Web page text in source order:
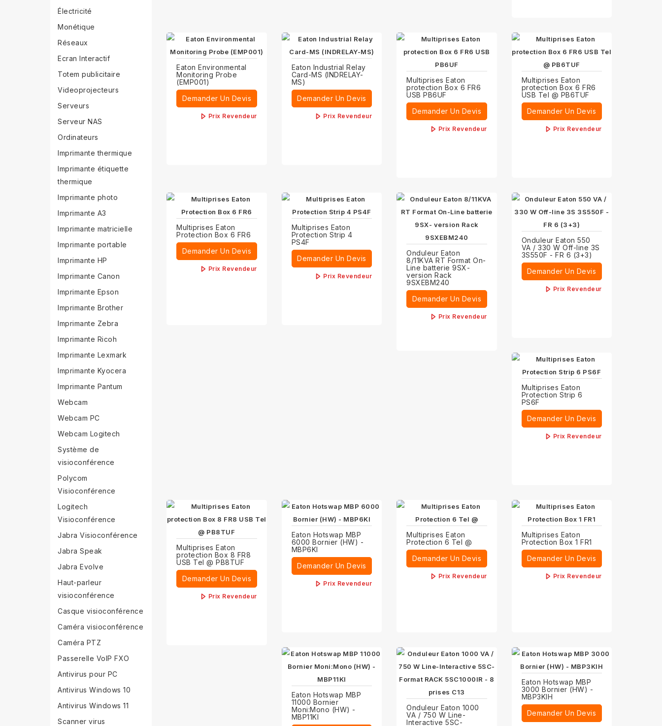
Électricité
Monétique
Réseaux
Ecran Interactif
Totem publicitaire
Videoprojecteurs
Serveurs
Serveur NAS
Ordinateurs
Imprimante thermique
Imprimante étiquette
thermique
Imprimante photo
Imprimante A3
Imprimante matricielle
Imprimante portable
Imprimante HP
Imprimante Canon
Imprimante Epson
Imprimante Brother
Imprimante Zebra
Imprimante Ricoh
Imprimante Lexmark
Imprimante Kyocera
Imprimante Pantum
Webcam
Webcam PC
Webcam Logitech
Système de
visioconférence
Polycom
Visioconférence
Logitech
Visioconférence
Jabra Visioconférence
Jabra Speak
Jabra Evolve
Haut-parleur
visioconférence
Casque visioconférence
Caméra visioconférence
Caméra PTZ
Passerelle VoIP FXO
Antivirus pour PC
Antivirus Windows 10
Antivirus Windows 11
Scanner virus
Eaton Environmental
Monitoring Probe
(EMP001)
Demander Un Devis
Prix Revendeur
Eaton Industrial Relay
Card-MS (INDRELAY-
MS)
Demander Un Devis
Prix Revendeur
Multiprises Eaton
protection Box 6 FR6
USB PB6UF
Demander Un Devis
Prix Revendeur
Multiprises Eaton
protection Box 6 FR6
USB Tel @ PB6TUF
Demander Un Devis
Prix Revendeur
Multiprises Eaton
Protection Box 6 FR6
Demander Un Devis
Prix Revendeur
Multiprises Eaton
Protection Strip 4
PS4F
Demander Un Devis
Prix Revendeur
Onduleur Eaton
8/11KVA RT Format On-
Line batterie 9SX-
version Rack
9SXEBM240
Demander Un Devis
Prix Revendeur
Onduleur Eaton 550
VA / 330 W Off-line 3S
3S550F - FR 6 (3+3)
Demander Un Devis
Prix Revendeur
Multiprises Eaton
Protection Strip 6
PS6F
Demander Un Devis
Prix Revendeur
Multiprises Eaton
protection Box 8 FR8
USB Tel @ PB8TUF
Demander Un Devis
Prix Revendeur
Eaton Hotswap MBP
6000 Bornier (HW) -
MBP6KI
Demander Un Devis
Prix Revendeur
Multiprises Eaton
Protection 6 Tel @
Demander Un Devis
Prix Revendeur
Multiprises Eaton
Protection Box 1 FR1
Demander Un Devis
Prix Revendeur
Eaton Hotswap MBP
11000 Bornier
Moni:Mono (HW) -
MBP11KI
Onduleur Eaton 1000
VA / 750 W Line-
Interactive 5SC-
Eaton Hotswap MBP
3000 Bornier (HW) -
MBP3KIH
Demander Un Devis